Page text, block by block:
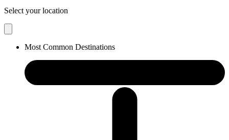
Select your location
Most Common Destinations